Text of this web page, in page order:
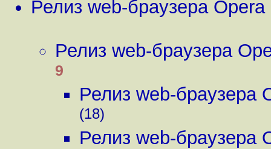
Релиз web-браузера Opera
Релиз web-браузера
9
Релиз web-браузера
(18)
Релиз web-браузера